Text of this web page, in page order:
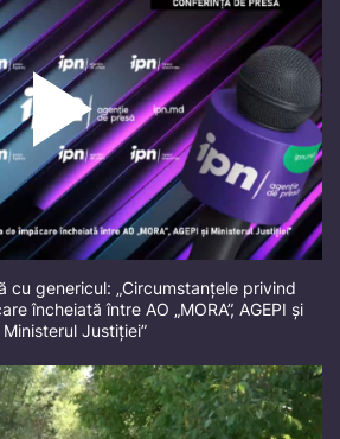
cu genericul: „Circumstanțele privind
încheiată între AO „MORA”, AGEPI și
Ministerul Justiției”